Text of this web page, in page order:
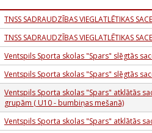
TNSS SADRAUDZĪBAS VIEGLATLĒTIKAS
TNSS SADRAUDZĪBAS VIEGLATLĒTIKAS
Ventspils Sporta skolas "Spars" slēgtās
Ventspils Sporta skolas "Spars" slēgtās
Ventspils Sporta skolas "Spars" atklātās
grupām ( U10 - bumbiņas mešanā)
Ventspils Sporta skolas "Spars" atklātās